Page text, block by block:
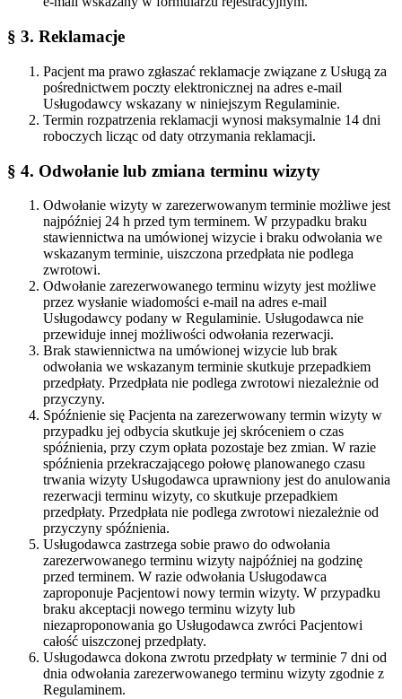
§ 3. Reklamacje
Pacjent ma prawo zgłaszać reklamacje związane z Usługą za
pośrednictwem poczty elektronicznej na adres e-mail
Usługodawcy wskazany w niniejszym Regulaminie.
Termin rozpatrzenia reklamacji wynosi maksymalnie 14 dni
roboczych licząc od daty otrzymania reklamacji.
§ 4. Odwołanie lub zmiana terminu wizyty
Odwołanie wizyty w zarezerwowanym terminie możliwe jest
najpóźniej 24 h przed tym terminem. W przypadku braku
stawiennictwa na umówionej wizycie i braku odwołania we
wskazanym terminie, uiszczona przedpłata nie podlega
zwrotowi.
Odwołanie zarezerwowanego terminu wizyty jest możliwe
przez wysłanie wiadomości e-mail na adres e-mail
Usługodawcy podany w Regulaminie. Usługodawca nie
przewiduje innej możliwości odwołania rezerwacji.
Brak stawiennictwa na umówionej wizycie lub brak
odwołania we wskazanym terminie skutkuje przepadkiem
przedpłaty. Przedpłata nie podlega zwrotowi niezależnie od
przyczyny.
Spóźnienie się Pacjenta na zarezerwowany termin wizyty w
przypadku jej odbycia skutkuje jej skróceniem o czas
spóźnienia, przy czym opłata pozostaje bez zmian. W razie
spóźnienia przekraczającego połowę planowanego czasu
trwania wizyty Usługodawca uprawniony jest do anulowania
rezerwacji terminu wizyty, co skutkuje przepadkiem
przedpłaty. Przedpłata nie podlega zwrotowi niezależnie od
przyczyny spóźnienia.
Usługodawca zastrzega sobie prawo do odwołania
zarezerwowanego terminu wizyty najpóźniej na godzinę
przed terminem. W razie odwołania Usługodawca
zaproponuje Pacjentowi nowy termin wizyty. W przypadku
braku akceptacji nowego terminu wizyty lub
niezaproponowania go Usługodawca zwróci Pacjentowi
całość uiszczonej przedpłaty.
Usługodawca dokona zwrotu przedpłaty w terminie 7 dni od
dnia odwołania zarezerwowanego terminu wizyty zgodnie z
Regulaminem.